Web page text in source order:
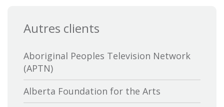
Autres clients
Aboriginal Peoples Television Network
(APTN)
Alberta Foundation for the Arts